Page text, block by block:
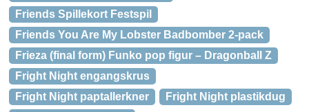
Friends Spillekort Festspil
Friends You Are My Lobster Badbomber 2-pack
Frieza (final form) Funko pop figur – Dragonball Z
Fright Night engangskrus
Fright Night paptallerkner
Fright Night plastikdug